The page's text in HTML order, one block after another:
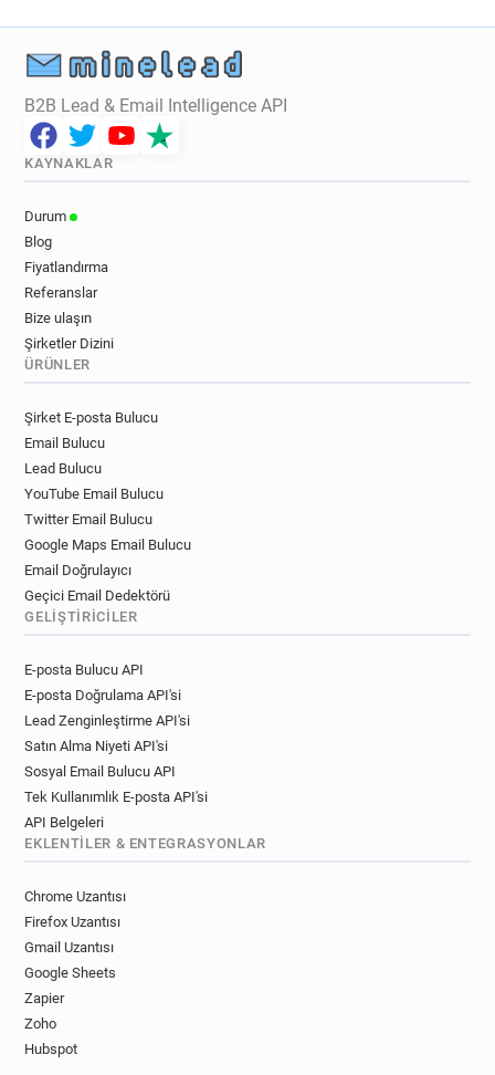
B2B Lead & Email Intelligence API
KAYNAKLAR
Durum
Blog
Fiyatlandırma
Referanslar
Bize ulaşın
Şirketler Dizini
ÜRÜNLER
Şirket E-posta Bulucu
Email Bulucu
Lead Bulucu
YouTube Email Bulucu
Twitter Email Bulucu
Google Maps Email Bulucu
Email Doğrulayıcı
Geçici Email Dedektörü
GELIŞTIRICILER
E-posta Bulucu API
E-posta Doğrulama API'si
Lead Zenginleştirme API'si
Satın Alma Niyeti API'si
Sosyal Email Bulucu API
Tek Kullanımlık E-posta API'si
API Belgeleri
EKLENTILER & ENTEGRASYONLAR
Chrome Uzantısı
Firefox Uzantısı
Gmail Uzantısı
Google Sheets
Zapier
Zoho
Hubspot